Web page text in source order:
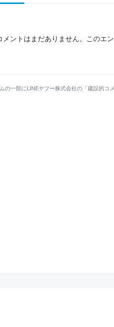
メントはまだありません。 このエ
の一部にLINEヤフー株式会社の「建設的コ